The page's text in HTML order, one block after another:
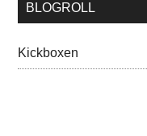
BLOGROLL
Kickboxen